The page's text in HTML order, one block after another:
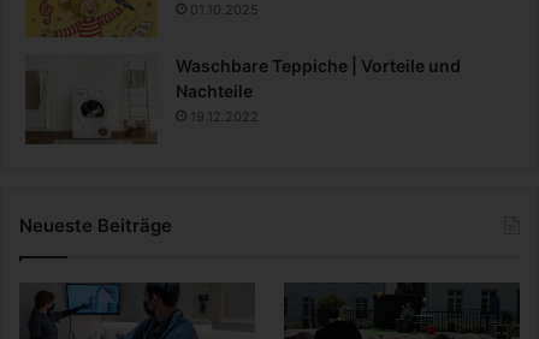
01.10.2025
Waschbare Teppiche | Vorteile und
Nachteile
19.12.2022
Neueste Beiträge